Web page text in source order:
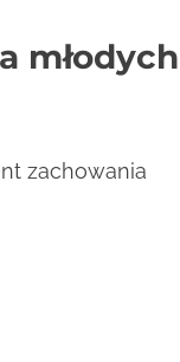
młodych
zachowania